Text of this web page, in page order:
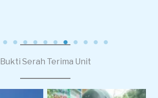
Bukti Serah Terima Unit